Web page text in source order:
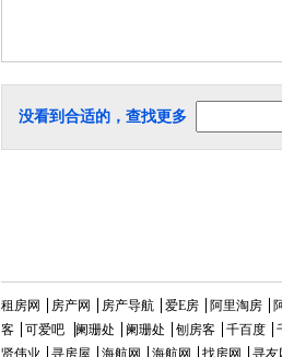
没看到合适的，查找更多
租房网 房产网 房产导航 爱E房 阿里淘房
客
可爱吧 阑珊处 阑珊处 刨房客 千百度
贤伟业
寻房屋 海航网 海航网 找房网 寻友